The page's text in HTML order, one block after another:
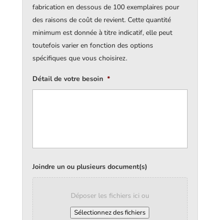
fabrication en dessous de 100 exemplaires pour
des raisons de coût de revient. Cette quantité
minimum est donnée à titre indicatif, elle peut
toutefois varier en fonction des options
spécifiques que vous choisirez.
Détail de votre besoin *
Joindre un ou plusieurs document(s)
Déposer les fichiers ici ou
Sélectionnez des fichiers